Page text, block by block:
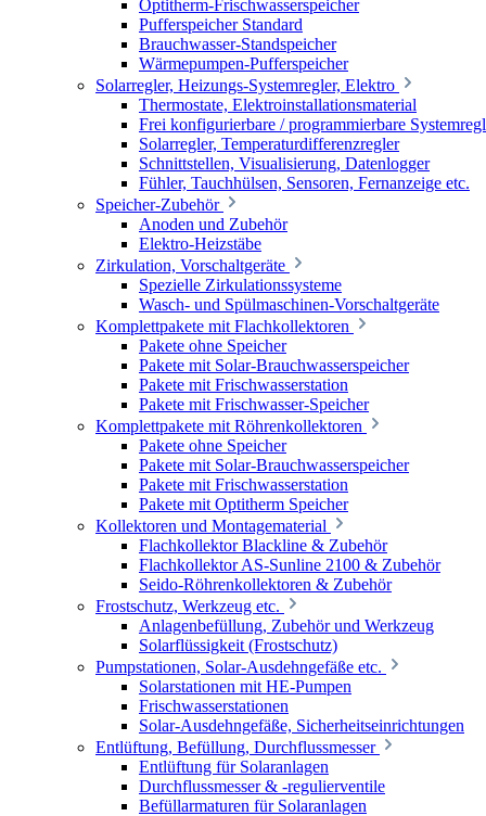
Optitherm-Frischwasserspeicher
Pufferspeicher Standard
Brauchwasser-Standspeicher
Wärmepumpen-Pufferspeicher
Solarregler, Heizungs-Systemregler, Elektro
Thermostate, Elektroinstallationsmaterial
Frei konfigurierbare / programmierbare
Solarregler, Temperaturdifferenzregler
Schnittstellen, Visualisierung, Datenlogger
Fühler, Tauchhülsen, Sensoren, Fernanzeige etc.
Speicher-Zubehör
Anoden und Zubehör
Elektro-Heizstäbe
Zirkulation, Vorschaltgeräte
Spezielle Zirkulationssysteme
Wasch- und Spülmaschinen-Vorschaltgeräte
Komplettpakete mit Flachkollektoren
Pakete ohne Speicher
Pakete mit Solar-Brauchwasserspeicher
Pakete mit Frischwasserstation
Pakete mit Frischwasser-Speicher
Komplettpakete mit Röhrenkollektoren
Pakete ohne Speicher
Pakete mit Solar-Brauchwasserspeicher
Pakete mit Frischwasserstation
Pakete mit Optitherm Speicher
Kollektoren und Montagematerial
Flachkollektor Blackline & Zubehör
Flachkollektor AS-Sunline 2100 & Zubehör
Seido-Röhrenkollektoren & Zubehör
Frostschutz, Werkzeug etc.
Anlagenbefüllung, Zubehör und Werkzeug
Solarflüssigkeit (Frostschutz)
Pumpstationen, Solar-Ausdehngefäße etc.
Solarstationen mit HE-Pumpen
Frischwasserstationen
Solar-Ausdehngefäße, Sicherheitseinrichtungen
Entlüftung, Befüllung, Durchflussmesser
Entlüftung für Solaranlagen
Durchflussmesser & -regulierventile
Befüllarmaturen für Solaranlagen